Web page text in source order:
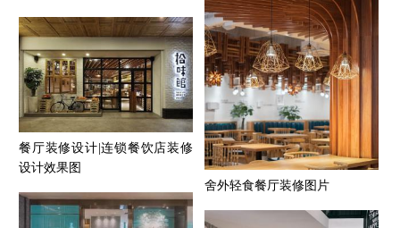
舍外轻食餐厅装修图片
餐厅装修设计|连锁餐饮店装修
设计效果图